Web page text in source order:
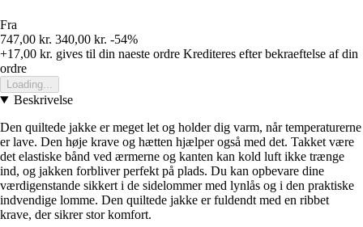
Fra
747,00 kr. 340,00 kr. -54%
+17,00 kr. gives til din naeste ordre Krediteres efter bekraeftelse af din
ordre
Loading...
Beskrivelse
Den quiltede jakke er meget let og holder dig varm, når temperaturerne
er lave. Den høje krave og hætten hjælper også med det. Takket være
det elastiske bånd ved ærmerne og kanten kan kold luft ikke trænge
ind, og jakken forbliver perfekt på plads. Du kan opbevare dine
værdigenstande sikkert i de sidelommer med lynlås og i den praktiske
indvendige lomme. Den quiltede jakke er fuldendt med en ribbet
krave, der sikrer stor komfort.